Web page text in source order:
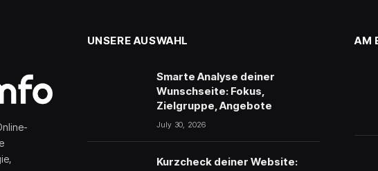
UNSERE AUSWAHL
Smarte Analyse deiner
Wunschseite: Fokus,
Zielgruppe, Angebote
July 30, 2026
Kurzcheck deiner Website:
AM